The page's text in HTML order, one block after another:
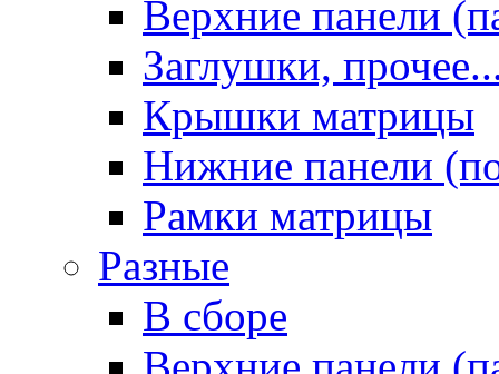
Верхние панели
Заглушки,
Крышки матрицы
Нижние панели
Рамки матрицы
Разные
В сборе